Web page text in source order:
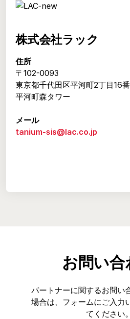
株式会社ラック
住所
〒102-0093
東京都千代田区平河町2丁目16
平河町森タワー
メール
tanium-sis@lac.co.jp
お問い合
パートナーに関するお問い
場合は、フォームにご入力
てください。